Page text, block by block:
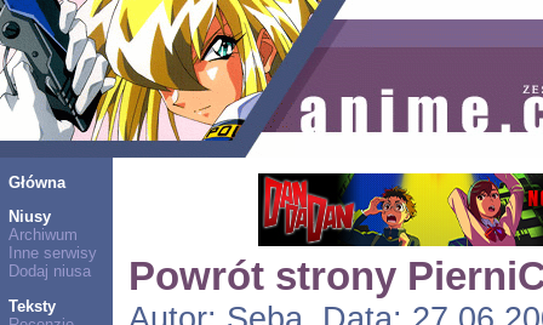
Główna
Niusy
Archiwum
Inne serwisy
Dodaj niusa
Teksty
Powrót strony